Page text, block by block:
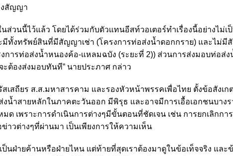
งสัญญา
ในส่วนนี้ไว้แล้ว โดยได้ร่วมกับตัวแทนอีสท์วอเตอร์ทำเรื่องนี้อย่างไม่
มีทั้งทรัพย์สินที่มีสัญญาเช่า (โครงการท่อส่งน้ำดอกกราย) และไม่มี
การท่อส่งน้ำหนองค้อ-แหลมฉบัง (ระยะที่ 2)) ส่วนการส่งมอบท่อส่
ต้องส่งมอบทันที” นายประภาศ กล่าว
สถียร ส.ส.มหาสารคาม และรองหัวหน้าพรรคเพื่อไทย ตั้งข้อสังเก
งน้ำสายหลักในภาคตะวันออก มีพิรุธ และอาจมีการเอื้อเอกชนบาง
ด เพราะการดำเนินการต่างๆมีขั้นตอนที่ชัดเจน เช่น การยกเลิกกา
าวต่างๆที่ผ่านมา เป็นเพียงการให้ความเห็น
เป็นฝ่ายค้านหรือฝ่ายไหน แต่ท้ายที่สุดเราต้องมาดูในข้อเท็จจริง แล